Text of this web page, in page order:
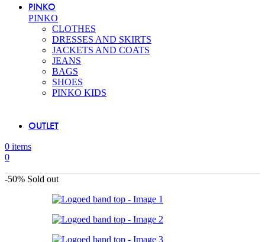
PINKO
PINKO
CLOTHES
DRESSES AND SKIRTS
JACKETS AND COATS
JEANS
BAGS
SHOES
PINKO KIDS
OUTLET
0 items
0
-50% Sold out